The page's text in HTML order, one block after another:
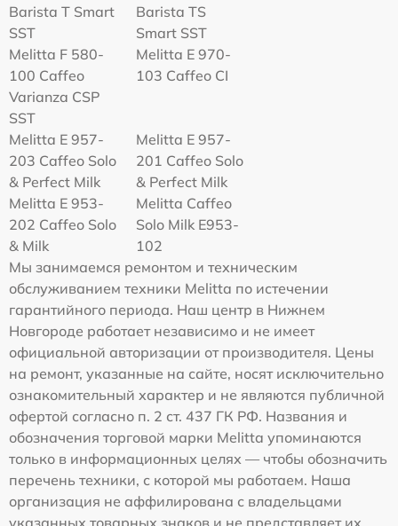
Barista T Smart
SST
Barista TS
Smart SST
Melitta F 580-
100 Caffeo
Varianza CSP
SST
Melitta Е 970-
103 Caffeo CI
Melitta E 957-
203 Caffeo Solo
& Perfect Milk
Melitta E 957-
201 Caffeo Solo
& Perfect Milk
Melitta Е 953-
202 Caffeo Solo
& Milk
Melitta Caffeo
Solo Milk E953-
102
Мы занимаемся ремонтом и техническим
обслуживанием техники Melitta по истечении
гарантийного периода. Наш центр в Нижнем
Новгороде работает независимо и не имеет
официальной авторизации от производителя. Цены
на ремонт, указанные на сайте, носят исключительно
ознакомительный характер и не являются публичной
офертой согласно п. 2 ст. 437 ГК РФ. Названия и
обозначения торговой марки Melitta упоминаются
только в информационных целях — чтобы обозначить
перечень техники, с которой мы работаем. Наша
организация не аффилирована с владельцами
указанных товарных знаков и не представляет их